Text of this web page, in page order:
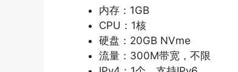
内存：1GB
CPU：1核
硬盘：20GB NVme
流量：300M带宽，不限